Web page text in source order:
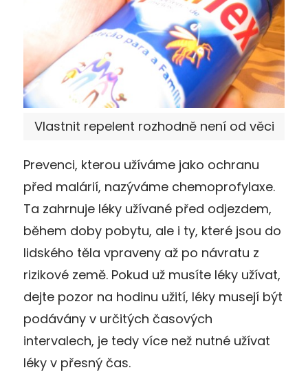
Vlastnit repelent rozhodně není od věci
Prevenci, kterou užíváme jako ochranu
před malárií, nazýváme chemoprofylaxe.
Ta zahrnuje léky užívané před odjezdem,
během doby pobytu, ale i ty, které jsou do
lidského těla vpraveny až po návratu z
rizikové země. Pokud už musíte léky užívat,
dejte pozor na hodinu užití, léky musejí být
podávány v určitých časových
intervalech, je tedy více než nutné užívat
léky v přesný čas.